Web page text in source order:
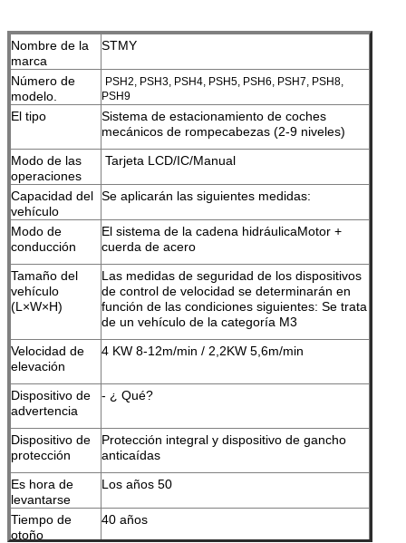
Nombre de la
marca
STMY
Número de
modelo.
PSH2, PSH3, PSH4, PSH5, PSH6, PSH7, PSH8,
PSH9
El tipo
Sistema de estacionamiento de coches
mecánicos de rompecabezas (2-9 niveles)
Modo de las
operaciones
Tarjeta LCD/IC/Manual
Capacidad del
vehículo
Se aplicarán las siguientes medidas:
Modo de
conducción
El sistema de la cadena hidráulicaMotor +
cuerda de acero
Tamaño del
vehículo
(L×W×H)
Las medidas de seguridad de los dispositivos
de control de velocidad se determinarán en
función de las condiciones siguientes: Se trata
de un vehículo de la categoría M3
Velocidad de
elevación
4 KW 8-12m/min / 2,2KW 5,6m/min
Dispositivo de
advertencia
- ¿ Qué?
Dispositivo de
protección
Protección integral y dispositivo de gancho
anticaídas
Es hora de
levantarse
Los años 50
Tiempo de
otoño
40 años